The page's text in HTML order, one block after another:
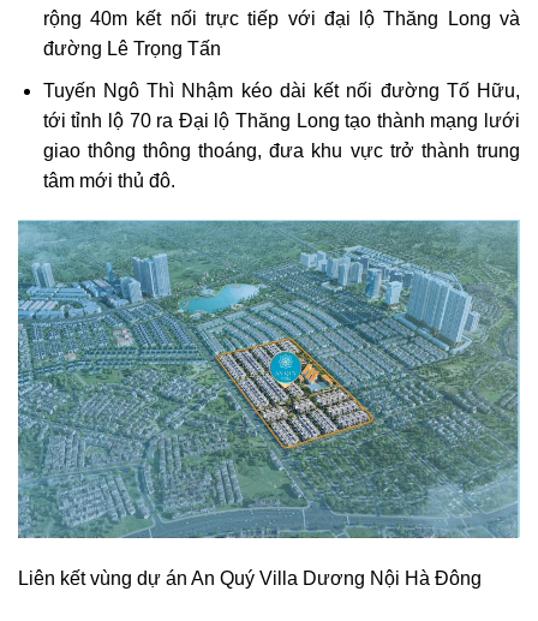
rộng 40m kết nối trực tiếp với đại lộ Thăng Long và
đường Lê Trọng Tấn
Tuyến Ngô Thì Nhậm kéo dài kết nối đường Tố Hữu,
tới tỉnh lộ 70 ra Đại lộ Thăng Long tạo thành mạng lưới
giao thông thông thoáng, đưa khu vực trở thành trung
tâm mới thủ đô.
Liên kết vùng dự án An Quý Villa Dương Nội Hà Đông